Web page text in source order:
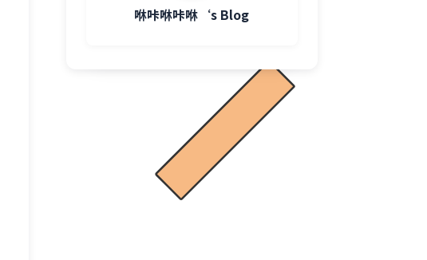
咻咔咻咔咻‘s Blog